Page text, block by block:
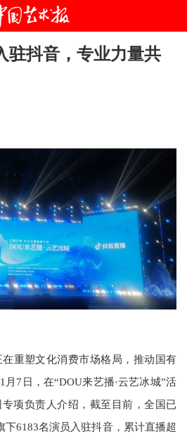
驻抖音，专业力量共
重塑文化消费市场格局，推动国有
1月7日，在“DOU来艺播·云艺冰城”活
项负责人介绍，截至目前，全国已
下6183名演员入驻抖音，累计直播超